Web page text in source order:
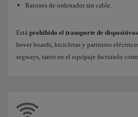
Ratones de ordenador sin cable.
Está prohibido el transporte de
hover boards, bicicletas y patinetes
segways, tanto en el equipaje facturado